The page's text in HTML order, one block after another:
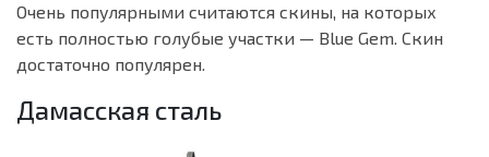
Очень популярными считаются скины, на которых
есть полностью голубые участки — Blue Gem. Скин
достаточно популярен.
Дамасская сталь